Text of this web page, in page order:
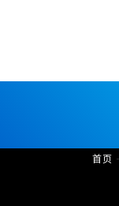
首页